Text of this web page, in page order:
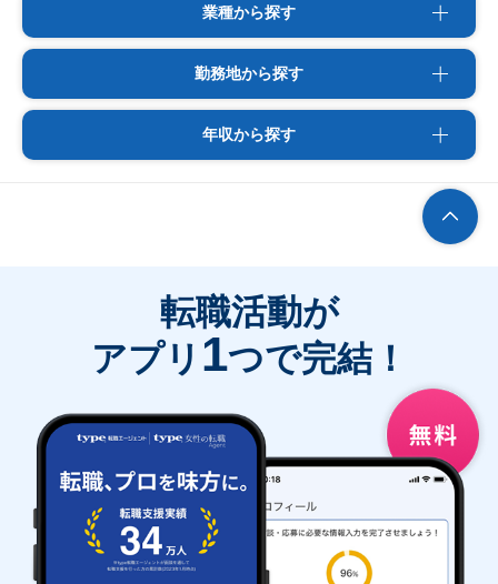
業種から探す
勤務地から探す
年収から探す
転職活動が
アプリ 1つで完結！